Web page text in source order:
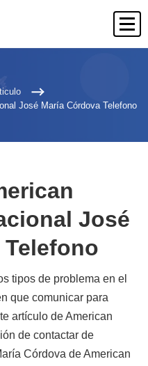
José María Córdova Telefono
José
tipos de problema en el
que comunicar para
artículo de American
de contactar de
Córdova de American